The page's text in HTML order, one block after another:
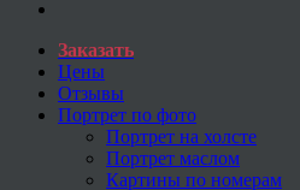
Заказать
Цены
Отзывы
Портрет по фото
Портрет на холсте
Портрет маслом
Картины по номерам